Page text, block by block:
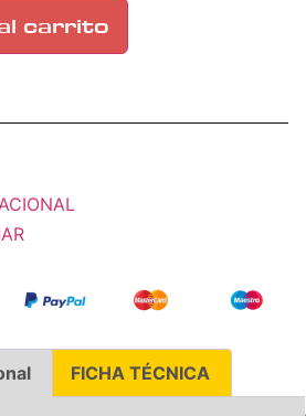
carrito
FICHA TÉCNICA